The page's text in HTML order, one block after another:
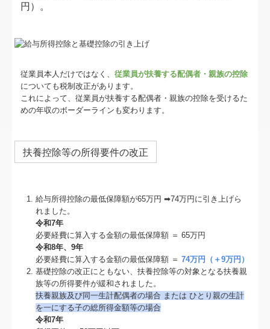
円）。
従業員本人だけではなく、従業員が扶養する配偶者・親族の控除
についても税制改正があります。
これによって、従業員が扶養する配偶者・親族の控除を受けるた
めの年収のボーダーラインも変わります。
扶養控除等の所得要件の改正
給与所得控除の最低保障額が65万円 ➡74万円に引き上げら
れました。
令和7年
必要経費に算入する金額の最低保障額 ＝ 65万円
令和8年、9年
必要経費に算入する金額の最低保障額 ＝74万円（＋9万円）
基礎控除の改正にともない、扶養控除等の対象となる扶養親
族等の所得要件が緩和されました。
扶養親族及び同⼀⽣計配偶者の場合 または ひとり親の⽣計
を⼀にする⼦の総所得⾦額等の場合
令和7年